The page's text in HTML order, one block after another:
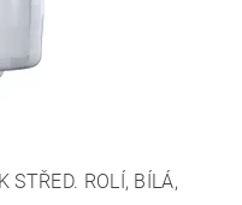
STŘED. ROLÍ, BÍLÁ,